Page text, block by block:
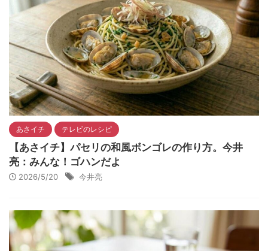
あさイチ テレビのレシピ
【あさイチ】パセリの和風ボンゴレの作り方。今井
亮：みんな！ゴハンだよ
2026/5/20 今井亮